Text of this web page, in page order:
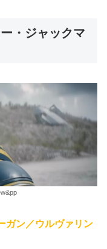
・ジャックマ
ガン／ウルヴァリン